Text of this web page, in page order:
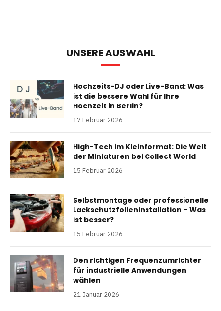
UNSERE AUSWAHL
Hochzeits-DJ oder Live-Band: Was
ist die bessere Wahl für Ihre
Hochzeit in Berlin?
17 Februar 2026
High-Tech im Kleinformat: Die Welt
der Miniaturen bei Collect World
15 Februar 2026
Selbstmontage oder professionelle
Lackschutzfolieninstallation – Was
ist besser?
15 Februar 2026
Den richtigen Frequenzumrichter
für industrielle Anwendungen
wählen
21 Januar 2026